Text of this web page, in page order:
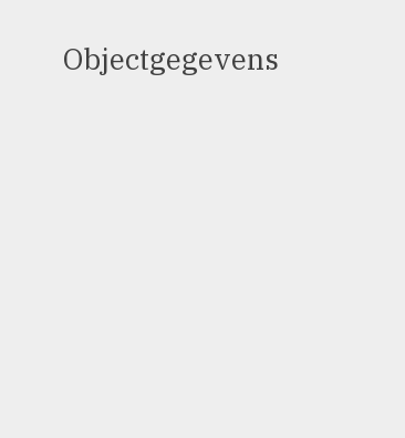
Objectgegevens